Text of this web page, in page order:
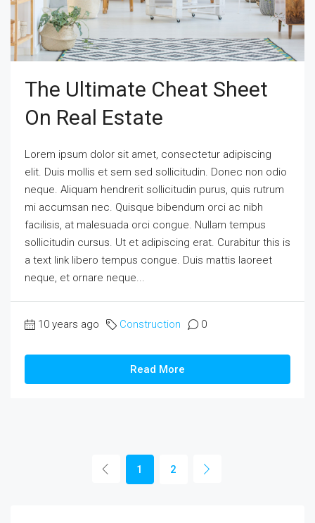
The Ultimate Cheat Sheet
On Real Estate
Lorem ipsum dolor sit amet, consectetur adipiscing
elit. Duis mollis et sem sed sollicitudin. Donec non odio
neque. Aliquam hendrerit sollicitudin purus, quis rutrum
mi accumsan nec. Quisque bibendum orci ac nibh
facilisis, at malesuada orci congue. Nullam tempus
sollicitudin cursus. Ut et adipiscing erat. Curabitur this is
a text link libero tempus congue. Duis mattis laoreet
neque, et ornare neque...
10 years ago Construction 0
Read More
1 2